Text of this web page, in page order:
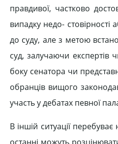
правдивої, частково
випадку недо-
до суду, але з метою
суд, залучаючи експертів
боку сенатора чи
обранців вищого
участь у дебатах певної
В іншій ситуації